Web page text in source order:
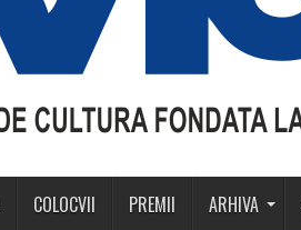
COLOCVII PREMII ARHIVA